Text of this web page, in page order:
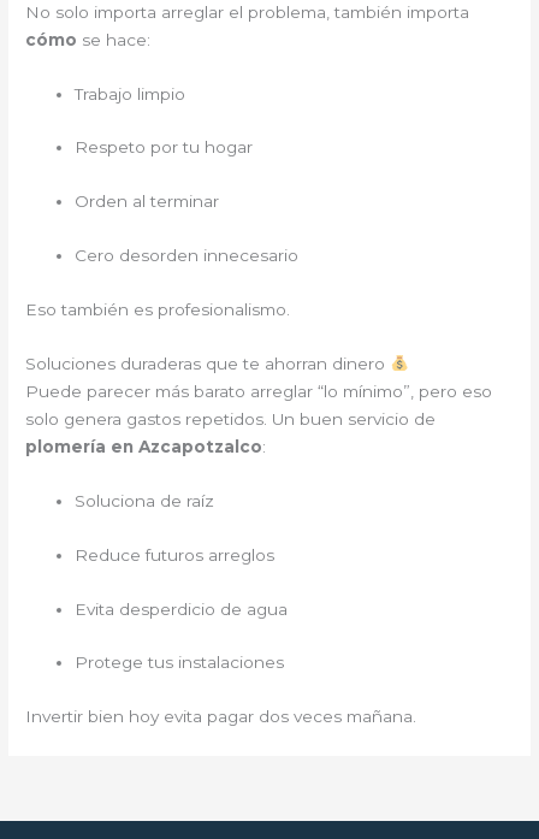
No solo importa arreglar el problema, también importa
cómo se hace:
Trabajo limpio
Respeto por tu hogar
Orden al terminar
Cero desorden innecesario
Eso también es profesionalismo.
Soluciones duraderas que te ahorran dinero
Puede parecer más barato arreglar “lo mínimo”, pero eso
solo genera gastos repetidos. Un buen servicio de
plomería en Azcapotzalco:
Soluciona de raíz
Reduce futuros arreglos
Evita desperdicio de agua
Protege tus instalaciones
Invertir bien hoy evita pagar dos veces mañana.